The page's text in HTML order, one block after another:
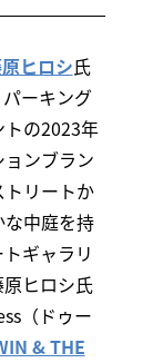
ヒロシ氏
ーキング
の2023年
ンブラン
リートか
中庭を持
ギャラリ
ヒロシ氏
（ドゥー
& THE